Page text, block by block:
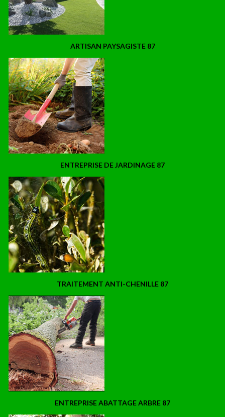
ARTISAN PAYSAGISTE 87
ENTREPRISE DE JARDINAGE 87
TRAITEMENT ANTI-CHENILLE 87
ENTREPRISE ABATTAGE ARBRE 87